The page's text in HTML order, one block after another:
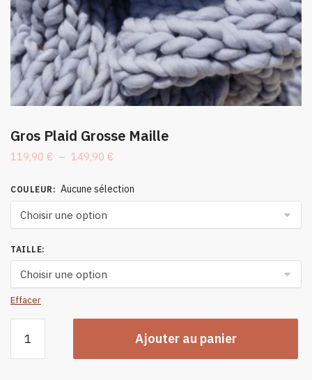
Gros Plaid Grosse Maille
119,90 € – 149,90 €Plage
prix :
119,90 €
COULEUR : Aucune sélection
TAILLE:
Effacer
Gros
Ajouter au panier